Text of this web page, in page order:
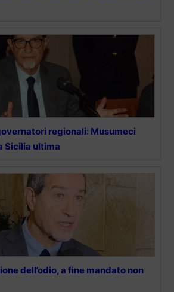
regionali: Musumeci
Sicilia ultima
dell’odio, a fine mandato non